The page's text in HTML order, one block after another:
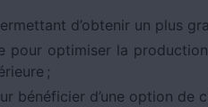
d’obtenir un plus
pour optimiser la
;
bénéficier d’une option de